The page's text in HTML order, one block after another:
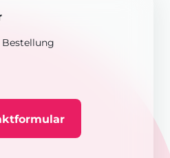
Bestellung